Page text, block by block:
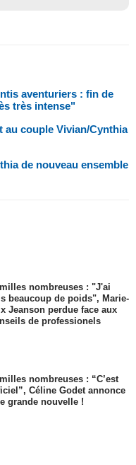
aventuriers : fin de
très intense"
au couple Vivian/Cynthia
de nouveau ensemble
nombreuses : "J'ai
beaucoup de poids", Marie-
Jeanson perdue face aux
de professionels
nombreuses : “C’est
Céline Godet annonce
grande nouvelle !